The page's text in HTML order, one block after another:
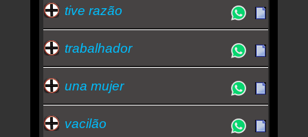
tive razão
trabalhador
una mujer
vacilão